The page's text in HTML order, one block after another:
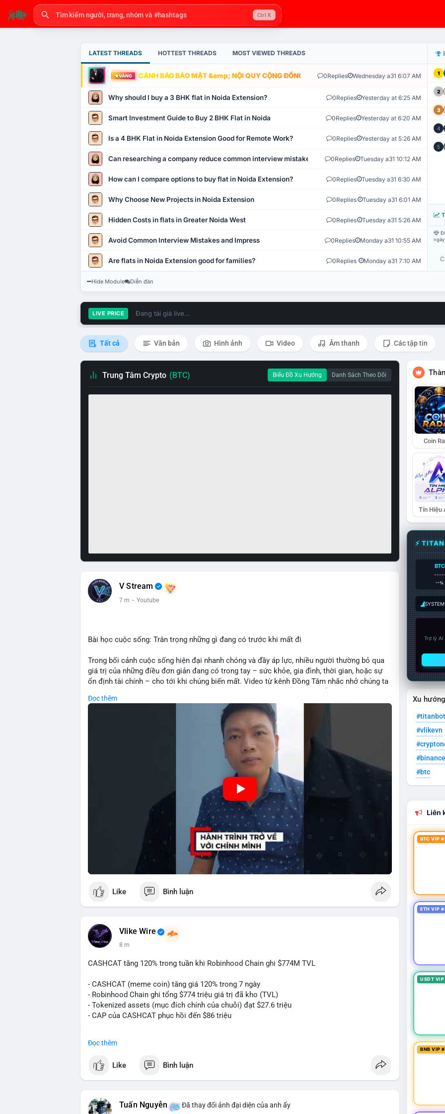
Ctrl K
LATEST THREADS HOTTEST THREADS MOST VIEWED THREADS
VÀNG CẢNH BÁO BẢO MẬT &amp; NỘI QUY CỘNG ĐỒNG VLIKE.VN: HỆ THỐNG GIÁM SÁT TỰ
0Replies Wednesday a31 6:07 AM
Why should I buy a 3 BHK flat in Noida Extension? 0Replies Yesterday at 6:25 AM
Smart Investment Guide to Buy 2 BHK Flat in Noida 0Replies Yesterday at 6:20 AM
Is a 4 BHK Flat in Noida Extension Good for Remote Work? 0Replies Yesterday at 5:26 AM
Can researching a company reduce common interview mistakes? 0Replies Tuesday a31 10:12 AM
How can I compare options to buy flat in Noida Extension? 0Replies Tuesday a31 6:30 AM
Why Choose New Projects in Noida Extension 0Replies Tuesday a31 6:01 AM
Hidden Costs in flats in Greater Noida West 0Replies Tuesday a31 5:26 AM
Avoid Common Interview Mistakes and Impress 0Replies Monday a31 10:55 AM
Are flats in Noida Extension good for families? 0Replies Monday a31 7:10 AM
1
2
3
4
5
Hide Module Diễn đàn
LIVE PRICE Đang tải giá live...
Tất cả Văn bản Hình ảnh Video Âm thanh Các tập tin
Trung Tâm Crypto (BTC) Biểu Đồ Xu Hướng Danh Sách Theo Dõi
V Stream
7 m · Youtube
Bài học cuộc sống: Trân trọng những gì đang có trước khi mất đi
Trong bối cảnh cuộc sống hiện đại nhanh chóng và đầy áp lực, nhiều người thường bỏ qua
giá trị của những điều đơn giản đang có trong tay – sức khỏe, gia đình, thời gian, hoặc sự
ổn định tài chính – cho tới khi chúng biến mất. Video từ kênh Đồng Tâm nhắc nhở chúng ta
quyết định đầu tư: thay vì chạy theo lợi nhuận ngắn hạn hoặc xu hướng bùng nổ, nhà đầu tư
thông minh biết trân trọng và bảo toàn tài sản hiện có, tránh rủi ro không cần thiết qua sự
Đọc thêm
Like Bình luận
Vlike Wire
8 m
CASHCAT tăng 120% trong tuần khi Robinhood Chain ghi $774M TVL
- CASHCAT (meme coin) tăng giá 120% trong 7 ngày
- Robinhood Chain ghi tổng $774 triệu giá trị đã kho (TVL)
- Tokenized assets (mục đích chính của chuỗi) đạt $27.6 triệu
- CAP của CASHCAT phục hồi đến $86 triệu
#vlikevn #titanbot
📰 Nguồn: CoinDesk
Đọc thêm
Like Bình luận
Tuấn Nguyễn Đã thay đổi ảnh đại diện của anh ấy
Coin
Tín Hiệu
⚡
BTC
--%
Trợ lý
Xu
#titanbot
#vlikevn
#btc
Liên
BTC VIP
ETH VIP
USDT
BNB VIP